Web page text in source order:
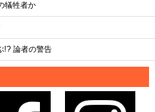
犠牲者か
!? 論者の警告